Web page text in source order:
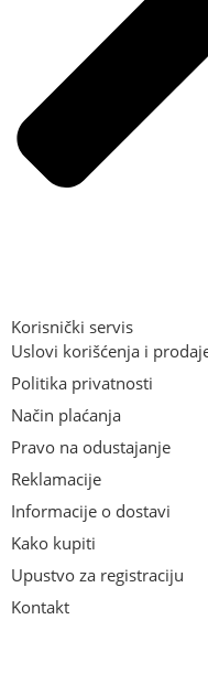
Korisnički servis
Uslovi korišćenja i
Politika privatnosti
Način plaćanja
Pravo na odustajanje
Reklamacije
Informacije o dostavi
Kako kupiti
Upustvo za registraciju
Kontakt